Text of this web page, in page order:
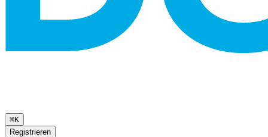
⌘K
Registrieren